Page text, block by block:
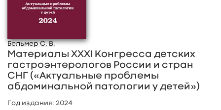
Бельмер С. В.
Материалы XXXI Конгресса детских
гастроэнтерологов России и стран
СНГ («Актуальные проблемы
абдоминальной патологии у детей»)
Год издания: 2024